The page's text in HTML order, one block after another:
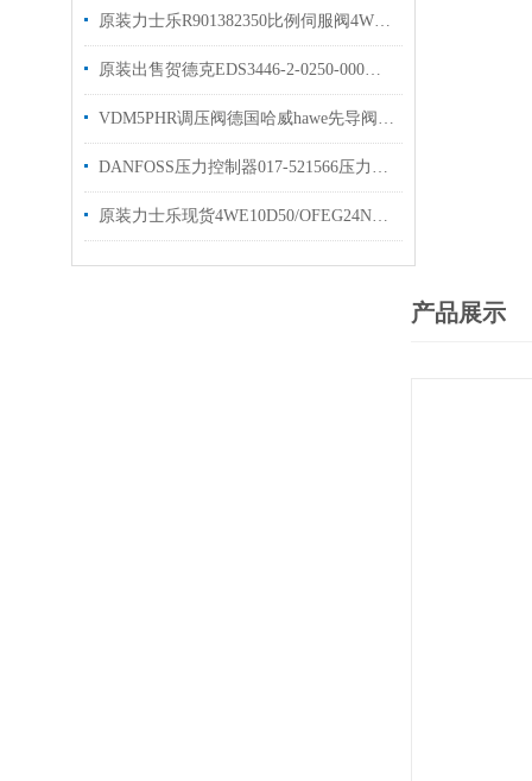
原装力士乐R901382350比例伺服阀4WRPEH6C3B40L优势
原装出售贺德克EDS3446-2-0250-000压力开关
VDM5PHR调压阀德国哈威hawe先导阀VDM4PHR
DANFOSS压力控制器017-521566压力开关RT121
原装力士乐现货4WE10D50/OFEG24N9换向阀
产品展示